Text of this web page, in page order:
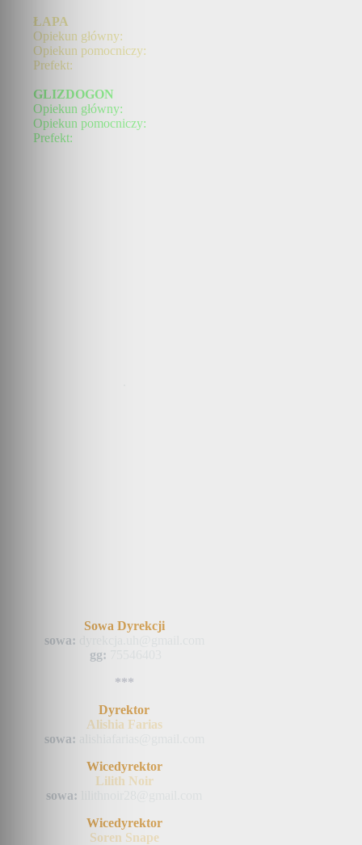
ŁAPA
Opiekun główny:
Opiekun pomocniczy:
Prefekt:
GLIZDOGON
Opiekun główny:
Opiekun pomocniczy:
Prefekt:
Sowa Dyrekcji
sowa:
gg:
***
Dyrektor
Alishia Farias
sowa:
Wicedyrektor
Lilith Noir
sowa:
Wicedyrektor
Soren Snape